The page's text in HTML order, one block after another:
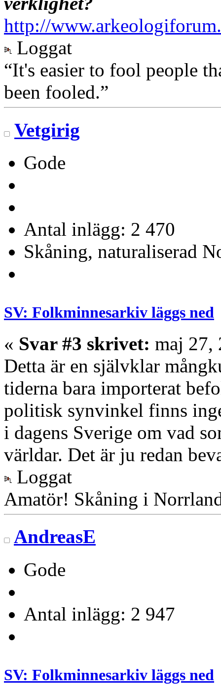
http://
Loggat
“It's easier to fool people
been fooled.”
Vetgirig
Gode
Antal inlägg: 2 470
Skåning, naturaliserad
SV: Folkminnesarkiv läggs ned
« Svar #3 skrivet: maj 27,
Detta är en självklar
tiderna bara importerat
politisk synvinkel finns
i dagens Sverige om vad
världar. Det är ju redan
Loggat
Amatör! Skåning i
AndreasE
Gode
Antal inlägg: 2 947
SV: Folkminnesarkiv läggs ned